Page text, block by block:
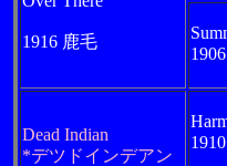
1916 鹿毛
Dead Indian
*デツドインデアン